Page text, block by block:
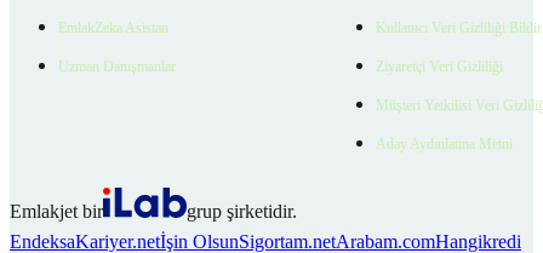
EmlakZeka Asistan
Uzman Danışmanlar
Kullanıcı Veri Gizliliği
Ziyaretçi Veri Gizliliği
Müşteri Yetkilisi Veri
Aday Aydınlatma Metni
Emlakjet bir
grup şirketidir.
EndeksaKariyer.netİşin OlsunSigortam.netArabam.comHangikredi